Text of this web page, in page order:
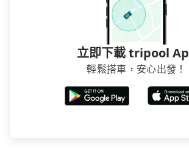
立即下載 tripool
輕鬆搭車，安心出發！